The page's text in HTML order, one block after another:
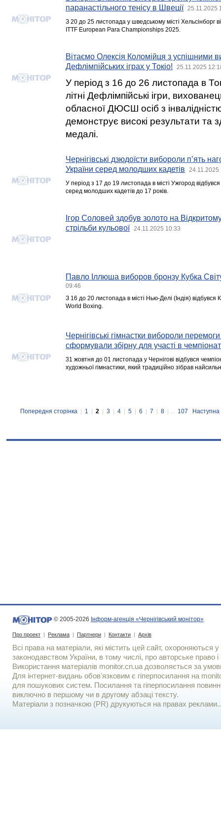
паранастільного тенісу в Швеції
25.11.2025
З 20 до 25 листопада у шведському місті Хельсінборг
ITTF European Para Championships 2025.
Вітаємо Олексія Коломійця з успішними
Дефлімпійських іграх у Токіо!
25.11.2025
У період з 16 до 26 листопада в
літні Дефлімпійські ігри,
обласної ДЮСШ осіб з
демонструє високі результати та
медалі.
Чернігівські дзюдоїсти вибороли п’ять
України серед молодших кадетів
24.11.2025
У період з 17 до 19 листопада в місті Ужгород
серед молодших кадетів до 17 років.
Ігор Соловей здобув золото на
стрільби кульової
24.11.2025 10:33
Павло Іллюша виборов бронзу Кубка Світу
09:46
З 16 до 20 листопада в місті Нью-Делі (Індія) відбувся
World Boxing.
Чернігівські гімнастки вибороли
сформували збірну для участі в
31 жовтня до 01 листопада у Чернігові відбувся
художньої гімнастики, який традиційно зібрав
Попередня сторінка 1 2 3 4 5 6 7 8 | ... 107 Наступна
© 2005-2026 Інформ-агенція «Чернігівський монітор»
Про проект | Реклама | Партнери | Контакти | Архів
Всі права на матеріали, які містить цей сайт, охороняються у
законодавством України, в тому числі, про авторське право і
Використання матерiалiв monitor.cn.ua дозволяється за
Для iнтернет-видань обов'язковим є гiперпосилання на
для пошукових систем. Посилання та гіперпосилання
виключно в першому чи в другому абзаці тексту.
Матеріали з позначкою (PR) друкуються на правах реклами..